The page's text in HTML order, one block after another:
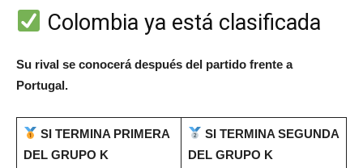
Colombia ya está clasificada
Su rival se conocerá después del partido frente a
Portugal.
SI TERMINA PRIMERA
DEL GRUPO K
SI TERMINA SEGUNDA
DEL GRUPO K